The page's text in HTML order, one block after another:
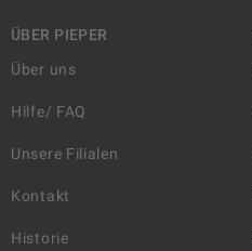
ÜBER PIEPER
Über uns
Hilfe/ FAQ
Unsere Filialen
Kontakt
Historie